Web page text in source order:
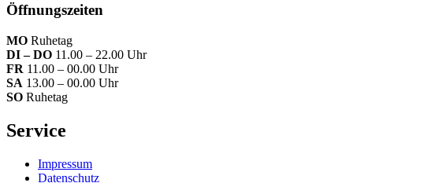
Öffnungszeiten
MO Ruhetag
DI – DO 11.00 – 22.00 Uhr
FR 11.00 – 00.00 Uhr
SA 13.00 – 00.00 Uhr
SO Ruhetag
Service
Impressum
Datenschutz